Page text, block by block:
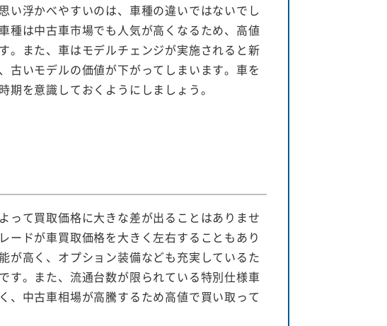
い浮かべやすいのは、車種の違いではないでし
種は中古車市場でも人気が高くなるため、高値
。また、車はモデルチェンジが実施されると新
古いモデルの価値が下がってしまいます。車を
を意識しておくようにしましょう。
って買取価格に大きな差が出ることはありませ
ードが車買取価格を大きく左右することもあり
が高く、オプション装備なども充実しているた
す。また、流通台数が限られている特別仕様車
、中古車相場が高騰するため高値で買い取って